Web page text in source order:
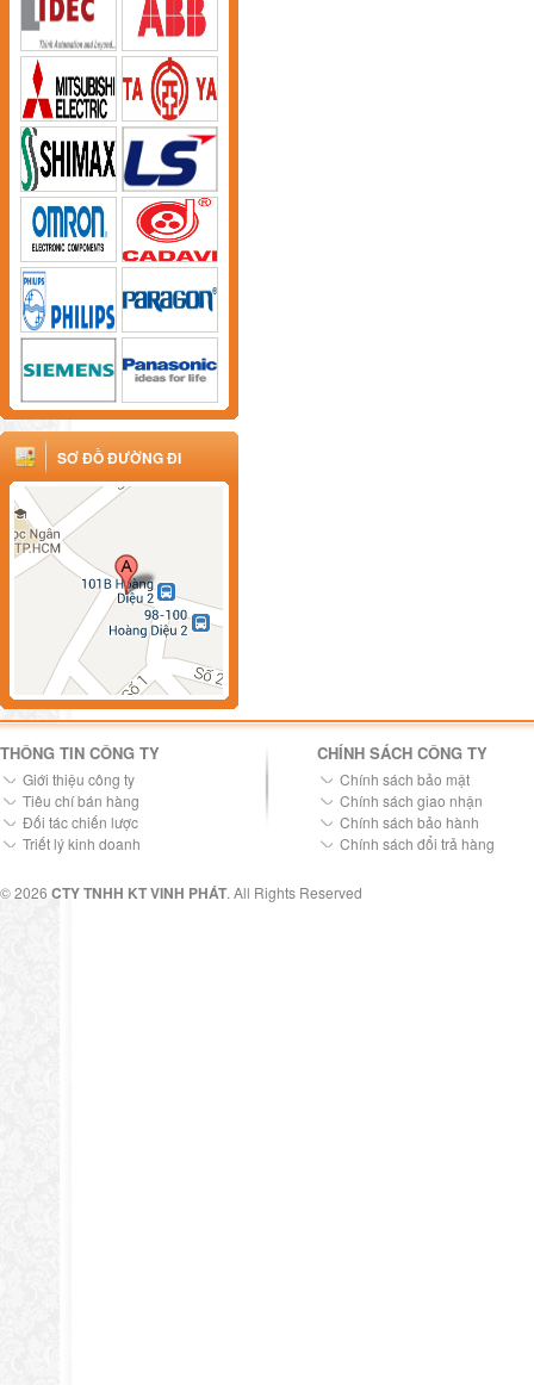
SƠ ĐỒ ĐƯỜNG ĐI
THÔNG TIN CÔNG TY
Giới thiệu công ty
Tiêu chí bán hàng
Đối tác chiến lược
Triết lý kinh doanh
CHÍNH SÁCH CÔNG TY
Chính sách bảo mật
Chính sách giao nhận
Chính sách bảo hành
Chính sách đổi trả hàng
© 2026 CTY TNHH KT VINH PHÁT. All Rights Reserved